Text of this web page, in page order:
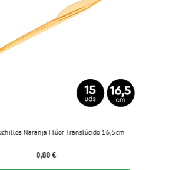
Flúor Translúcido 16,5cm